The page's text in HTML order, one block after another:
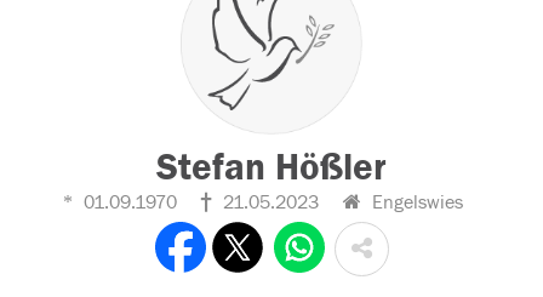
Stefan Hößler
01.09.1970 21.05.2023 Engelswies